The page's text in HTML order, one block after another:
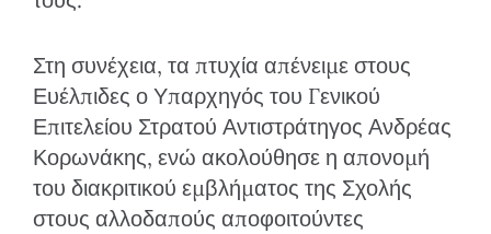
Στη συνέχεια, τα πτυχία απένειμε στους
Ευέλπιδες ο Υπαρχηγός του Γενικού
Επιτελείου Στρατού Αντιστράτηγος Ανδρέας
Κορωνάκης, ενώ ακολούθησε η απονομή
του διακριτικού εμβλήματος της Σχολής
στους αλλοδαπούς αποφοιτούντες